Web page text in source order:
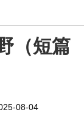
（短篇
08-04